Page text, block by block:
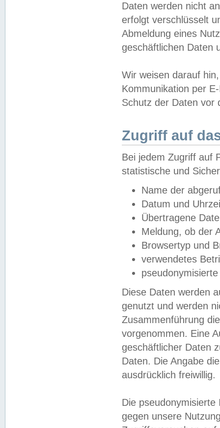
Daten werden nicht
erfolgt verschlüsselt
Abmeldung eines
geschäftlichen Daten
Wir weisen darauf
Kommunikation per
Schutz der Daten vor
Zugriff auf
Bei jedem Zugriff auf
statistische und
Name der
Datum und
Übertragene
Meldung, ob der
Browsertyp und
verwendetes
Diese Daten werden
genutzt und werden
Zusammenführung
vorgenommen. Eine
geschäftlicher Daten
Daten. Die Angabe
ausdrücklich freiwillig.
Die
gegen unsere